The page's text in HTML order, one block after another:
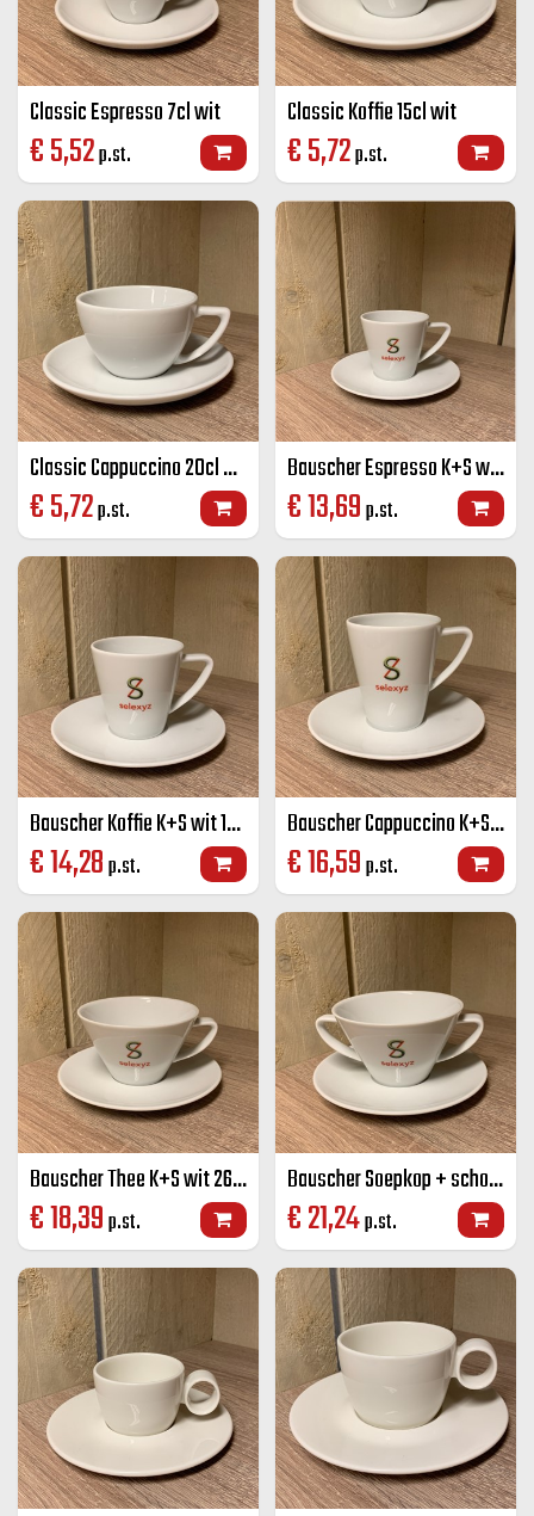
Classic Espresso 7cl wit
€5,52p.st.
Classic Koffie 15cl wit
€5,72p.st.
Classic Cappuccino 20cl wit
€5,72p.st.
Bauscher Espresso K+S wit 8 cl
€13,69p.st.
Bauscher Koffie K+S wit 18 cl
€14,28p.st.
Bauscher Cappuccino K+S wit 22 cl
€16,59p.st.
Bauscher Thee K+S wit 26 cl
€18,39p.st.
Bauscher Soepkop + schotel wit 26 cl
€21,24p.st.